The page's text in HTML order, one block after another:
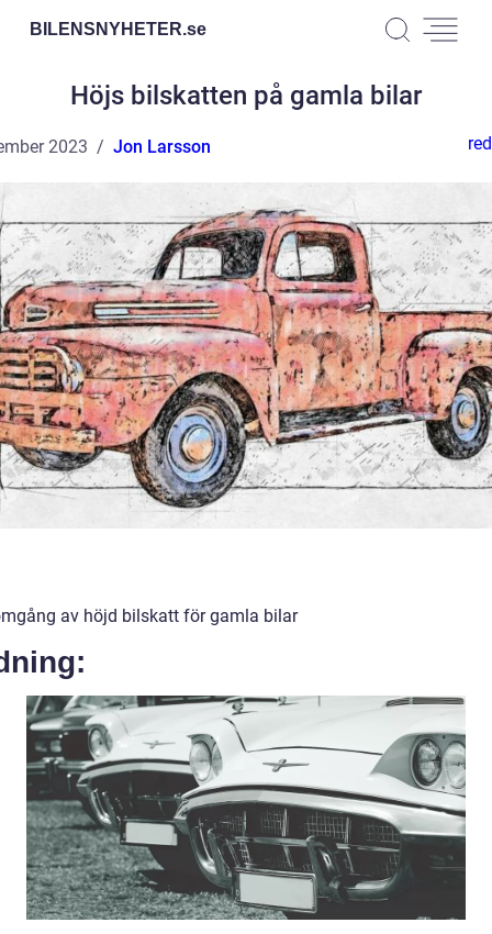
BILENSNYHETER.se
Höjs bilskatten på gamla bilar
2023 Jon Larsson
av höjd bilskatt för gamla bilar